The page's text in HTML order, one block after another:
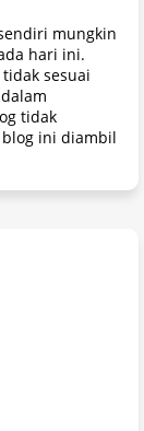
mungkin
hari ini.
sesuai
tidak
ini diambil